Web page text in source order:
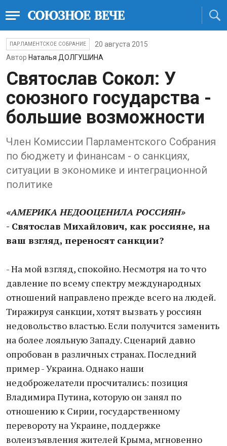
ПАРЛАМЕНТСКОЕ СОБРАНИЕ
20 августа 2015
Автор Наталья ДОЛГУШИНА
Святослав Сокол: У
союзного государства -
большие возможности
Член Комиссии Парламентского Собрания
по бюджету и финансам - о санкциях,
ситуации в экономике и интеграционной
политике
«АМЕРИКА НЕДООЦЕНИЛА РОССИЯН»
- Святослав Михайлович, как россияне, на
ваш взгляд, переносят санкции?
- На мой взгляд, спокойно. Несмотря на то что
давление по всему спектру международных
отношений направлено прежде всего на людей.
Тиражируя санкции, хотят вызвать у россиян
недовольство властью. Если получится заменить
на более лояльную Западу. Сценарий давно
опробован в различных странах. Последний
пример - Украина. Однако наши
недоброжелатели просчитались: позиция
Владимира Путина, которую он занял по
отношению к Сирии, государственному
перевороту на Украине, поддержке
волеизъявления жителей Крыма, мгновенно